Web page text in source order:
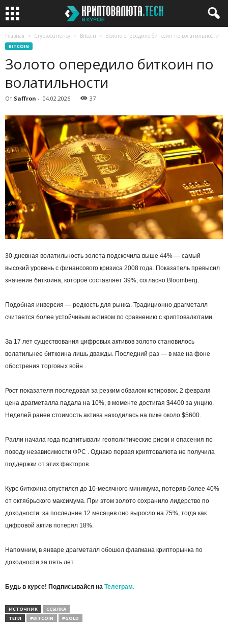
Главная Cryptocurrency Bitcoin Золото опередило биткоин по волатильности
BITCOIN
Золото опередило биткоин по
волатильности
От Saffron - 04.02.2026 37
30-дневная волатильность золота подскочила выше 44% — самый
высокий уровень с финансового кризиса 2008 года. Показатель превысил
значение биткоина, которое составляет 39%, согласно Bloomberg.
Подобная инверсия — редкость для рынка. Традиционно драгметалл
считается более устойчивым активом по сравнению с криптовалютами.
За 17 лет существования цифровых активов золото становилось
волатильнее биткоина лишь дважды. Последний раз — в мае на фоне
обострения торговых войн .
Рост показателя последовал за резким обвалом котировок. 2 февраля
цена драгметалла падала на 10%, в моменте достигая $4400 за унцию.
Неделей ранее стоимость актива находилась на пике около $5600.
Ралли начала года подпитывали геополитические риски и опасения по
поводу независимости ФРС . Однако первая криптовалюта не получила
поддержки от этих факторов.
Курс биткоина опустился до 10-месячного минимума, потеряв более 40%
от октябрьского максимума. При этом золото сохранило лидерство по
доходности: за последние 12 месяцев оно выросло на 75%, тогда как
цифровой актив потерял 18%.
Напомним, в январе драгметалл обошел флагмана крипторынка по
доходности за пять лет.
Будь в курсе! Подписывайся на Телеграм.
ИСТОЧНИК
ССЫЛКА
ТЕГИ
#BITCOIN #GOLD